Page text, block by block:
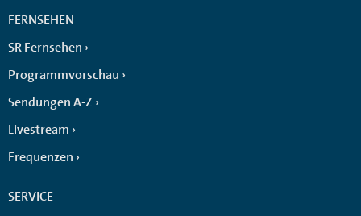
FERNSEHEN
SR Fernsehen
Programmvorschau
Sendungen A-Z
Livestream
Frequenzen
SERVICE